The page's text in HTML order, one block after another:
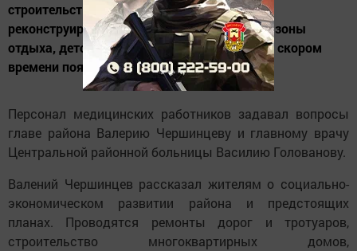
строительство многоквартирных домов,
реконструируются аллеи, создаются новые зоны
отдыха, детские и спортивные площадки. В скором
времени появится...
Персонал медицинских работников задавал вопросы
главе района Валерию Чершинцеву и главному врачу
Центральной районной больницы Василию Голованову.
Валений Чершинцев рассказал жителям о социально-
экономическом развитии района и предстоящих
планах. Проводятся ремонты дорог и тротуаров,
строительство многоквартирных домов,